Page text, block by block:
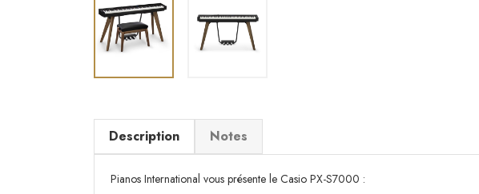
Description Notes
Pianos International vous présente le Casio PX-S7000 :